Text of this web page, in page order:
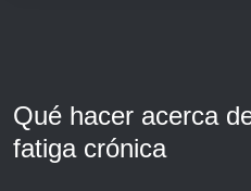
Qué hacer acerca
fatiga crónica